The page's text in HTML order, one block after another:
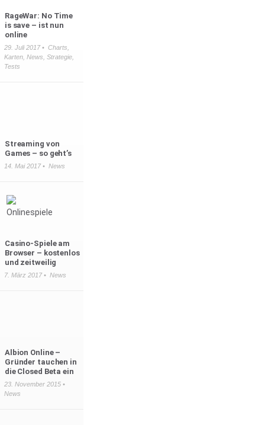
RageWar: No Time
is save – ist nun
online
29. Juli 2017 • Charts
Karten, News Strategie,
Tests
Streaming von
Games – so geht’s
14. Mai 2017 • News
Casino-Spiele am
Browser – kostenlos
und zeitweilig
7. März 2017 • News
Albion Online –
Gründer tauchen in
die Closed Beta ein
23. November 2015 •
News